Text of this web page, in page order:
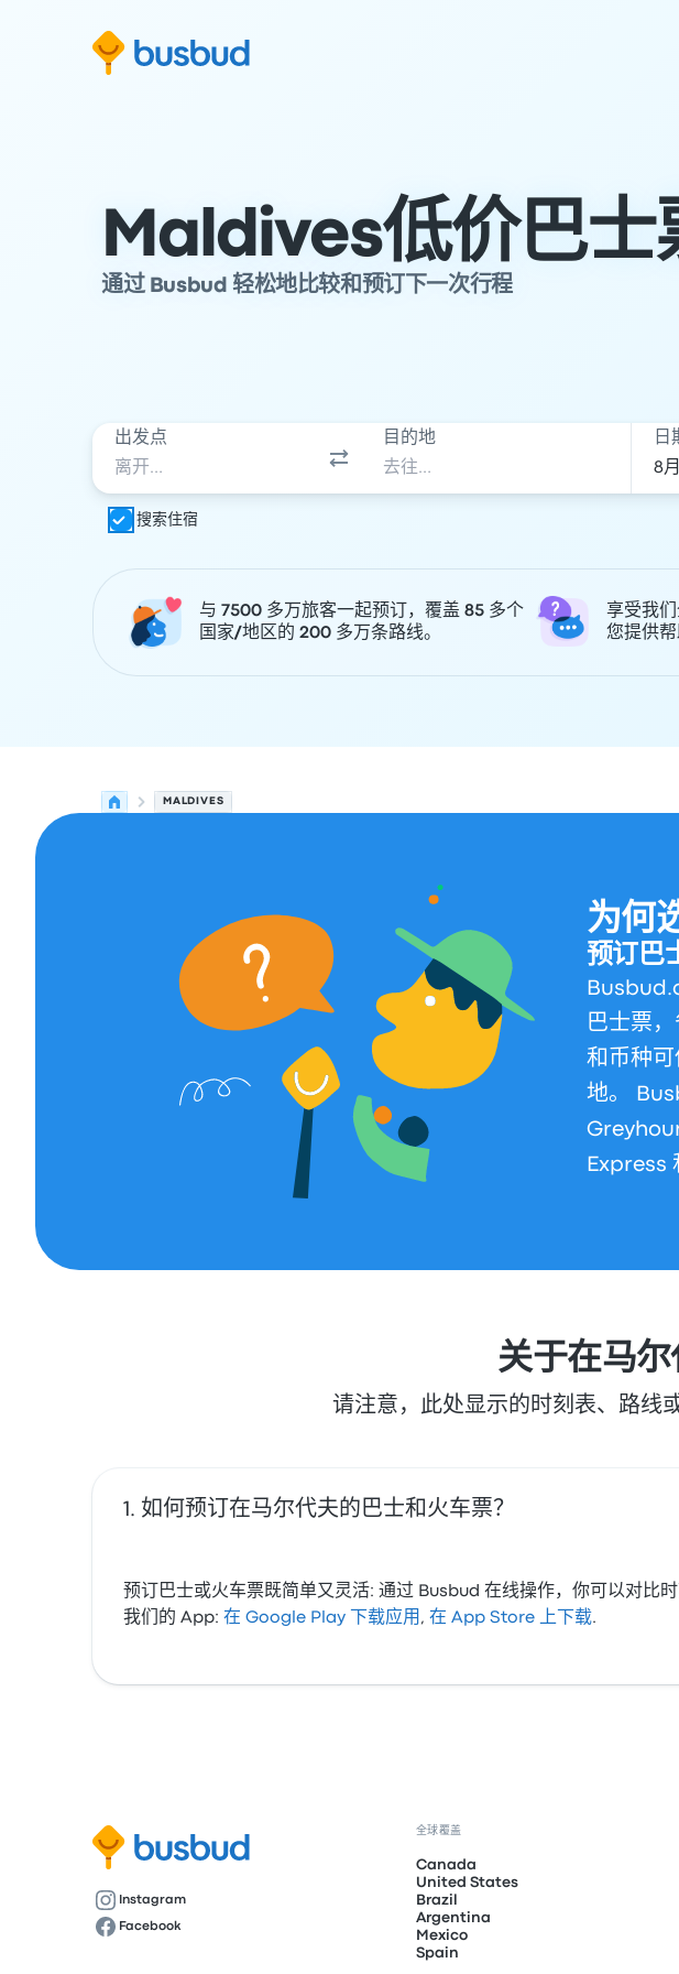
跳至搜索表单
跳至内容
跳至页脚
Maldives低价巴士
通过 Busbud 轻松地比较和预订下一次行程
出发点 目的地 日
搜索住宿
与 7500 多万旅客一起预订，覆盖 85 多个
国家/地区的 200 多万条路线。
享受我
您提供帮
MALDIVES
为何
预订巴
巴士票
和币种可
地。
Express
关于在马
请注意，此处显示的时刻表、路线
如何预订在马尔代夫的巴士和火车票？
预订巴士或火车票既简单又灵活: 通过 Busbud 在线操作，你可以对比
我们的 App: 在 Google Play 下载应用 , 在 App Store 上下载.
Instagram
Facebook
全球覆盖
Canada
United States
Brazil
Argentina
Mexico
Spain